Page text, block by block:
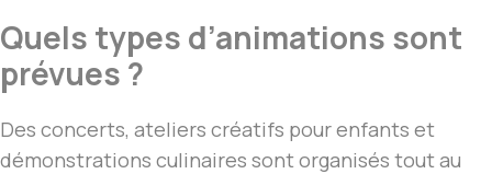
Quels types d’animations sont
prévues ?
Des concerts, ateliers créatifs pour enfants et
démonstrations culinaires sont organisés tout au